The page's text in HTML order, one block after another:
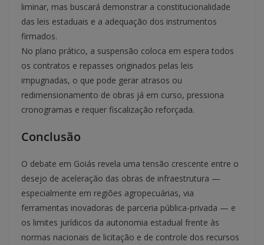
liminar, mas buscará demonstrar a constitucionalidade
das leis estaduais e a adequação dos instrumentos
firmados.
No plano prático, a suspensão coloca em espera todos
os contratos e repasses originados pelas leis
impugnadas, o que pode gerar atrasos ou
redimensionamento de obras já em curso, pressiona
cronogramas e requer fiscalização reforçada.
Conclusão
O debate em Goiás revela uma tensão crescente entre o
desejo de aceleração das obras de infraestrutura —
especialmente em regiões agropecuárias, via
ferramentas inovadoras de parceria pública-privada — e
os limites jurídicos da autonomia estadual frente às
normas nacionais de licitação e de controle dos recursos